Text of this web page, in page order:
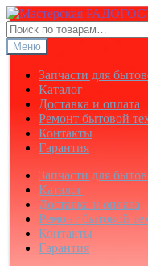
Перейти
к
навигации
Перейти
к
содержимому
Искать:
Меню
Запчасти для
Каталог
Доставка и оплата
Ремонт бытовой
Контакты
Гарантия
Запчасти для
Каталог
Доставка и оплата
Ремонт бытовой
Контакты
Гарантия